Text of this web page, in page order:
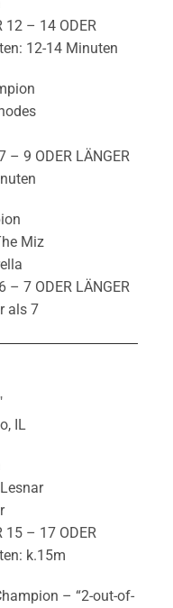
12 – 14 ODER
12-14 Minuten
– 9 ODER LÄNGER
Miz
– 7 ODER LÄNGER
als 7
IL
15 – 17 ODER
k.15m
– “2-out-of-